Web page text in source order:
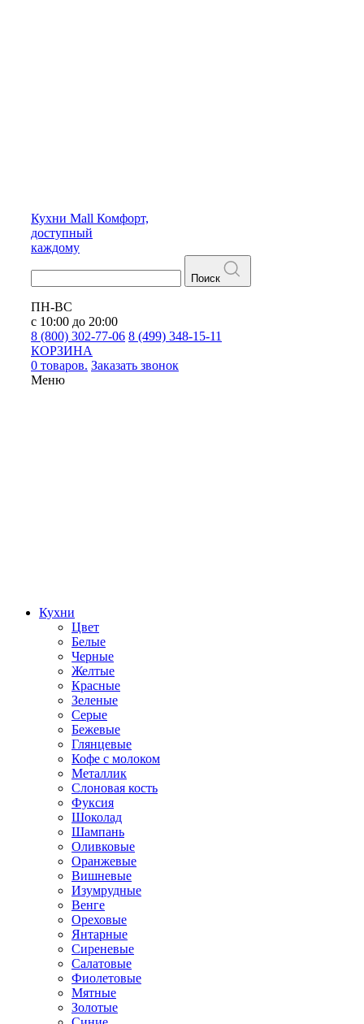
Кухни Mall Комфорт,
доступный
каждому
Поиск
ПН-ВС
с 10:00 до 20:00
8 (800) 302-77-06 8 (499) 348-15-11
КОРЗИНА
0 товаров. Заказать звонок
Меню
Кухни
Цвет
Белые
Черные
Желтые
Красные
Зеленые
Серые
Бежевые
Глянцевые
Кофе с молоком
Металлик
Слоновая кость
Фуксия
Шоколад
Шампань
Оливковые
Оранжевые
Вишневые
Изумрудные
Венге
Ореховые
Янтарные
Сиреневые
Салатовые
Фиолетовые
Мятные
Золотые